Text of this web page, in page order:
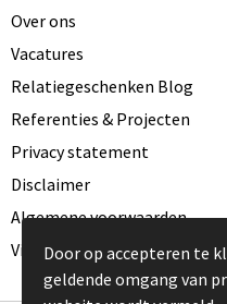
Over ons
Vacatures
Relatiegeschenken Blog
Referenties & Projecten
Privacy statement
Disclaimer
Algemene voorwaarden
Visit our EU website
Door op accepteren te
geldende omgang van